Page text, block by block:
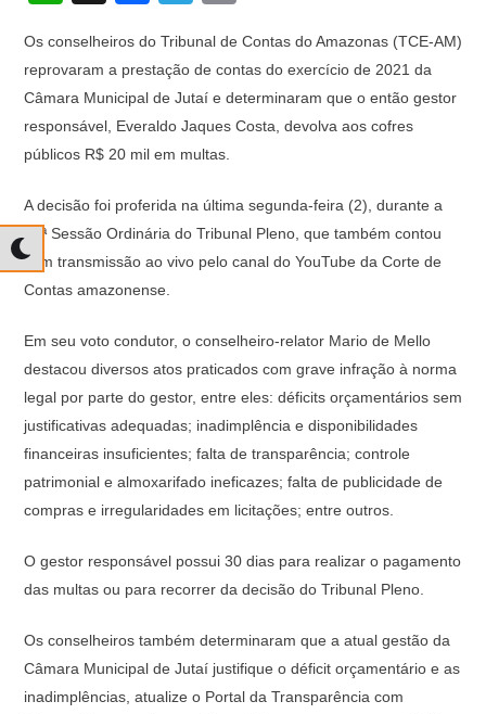
at
s
A
p
p
c
e
b
o
o
k
e
gr
a
m
p
y
Li
k
Os conselheiros do Tribunal de Contas do Amazonas (TCE-AM)
reprovaram a prestação de contas do exercício de 2021 da
Câmara Municipal de Jutaí e determinaram que o então gestor
responsável, Everaldo Jaques Costa, devolva aos cofres
públicos R$ 20 mil em multas.
A decisão foi proferida na última segunda-feira (2), durante a
31ª Sessão Ordinária do Tribunal Pleno, que também contou
com transmissão ao vivo pelo canal do YouTube da Corte de
Contas amazonense.
Em seu voto condutor, o conselheiro-relator Mario de Mello
destacou diversos atos praticados com grave infração à norma
legal por parte do gestor, entre eles: déficits orçamentários sem
justificativas adequadas; inadimplência e disponibilidades
financeiras insuficientes; falta de transparência; controle
patrimonial e almoxarifado ineficazes; falta de publicidade de
compras e irregularidades em licitações; entre outros.
O gestor responsável possui 30 dias para realizar o pagamento
das multas ou para recorrer da decisão do Tribunal Pleno.
Os conselheiros também determinaram que a atual gestão da
Câmara Municipal de Jutaí justifique o déficit orçamentário e as
inadimplências, atualize o Portal da Transparência com